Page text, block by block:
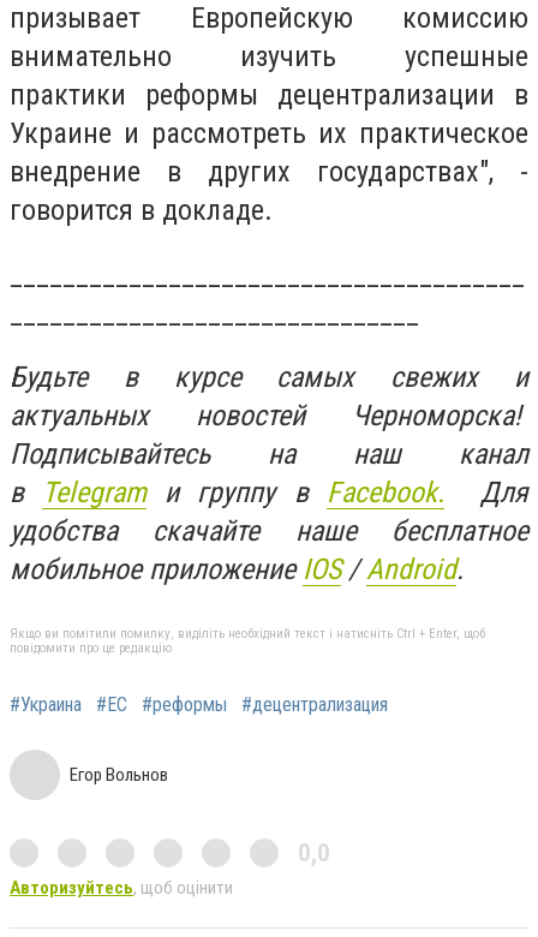
призывает Европейскую комиссию
внимательно изучить успешные
практики реформы децентрализации в
Украине и рассмотреть их практическое
внедрение в других государствах", -
говорится в докладе.
Будьте в курсе самых свежих и
актуальных новостей Черноморска!
Подписывайтесь на наш канал
в
Telegramи группу в Facebook. Для
удобства скачайте наше бесплатное
мобильное приложение IOS/Android.
Якщо ви помітили помилку, виділіть необхідний текст і натисніть Ctrl + Enter, щоб
повідомити про це редакцію
#Украина #ЕС #реформы #децентрализация
Егор Вольнов
0,0
Авторизуйтесь, щоб оцінити